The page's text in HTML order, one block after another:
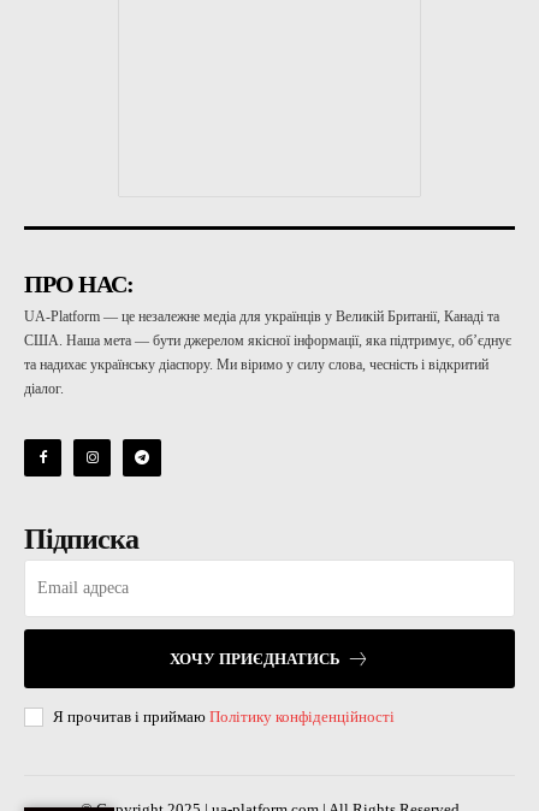
ПРО НАС:
UA-Platform — це незалежне медіа для українців у Великій Британії, Канаді та
США. Наша мета — бути джерелом якісної інформації, яка підтримує, об’єднує
та надихає українську діаспору. Ми віримо у силу слова, чесність і відкритий
діалог.
Підписка
ХОЧУ ПРИЄДНАТИСЬ
Я прочитав і приймаю Політику конфіденційності